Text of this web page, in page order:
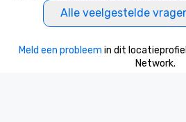
Alle veelgestelde
Meld een probleem in dit
Network.